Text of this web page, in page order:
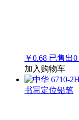
￥0.68 已售出0
加入购物车